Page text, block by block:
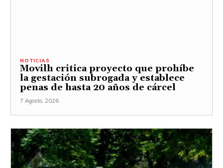
NOTICIAS
Movilh critica proyecto que prohíbe
la gestación subrogada y establece
penas de hasta 20 años de cárcel
7 Agosto, 2026